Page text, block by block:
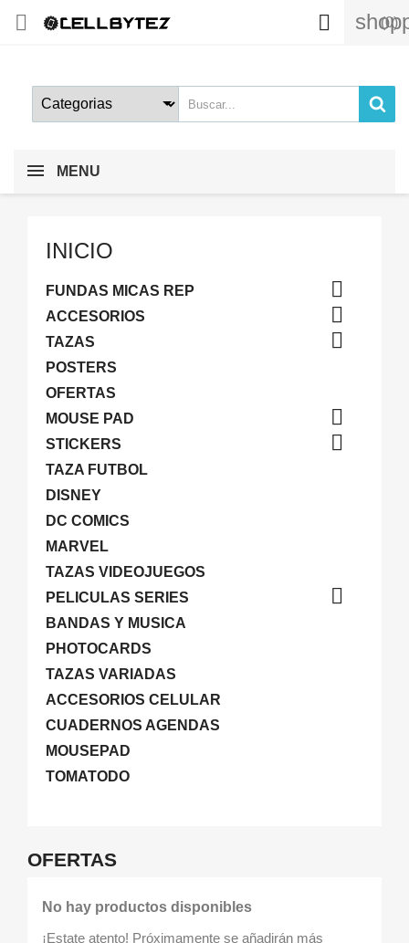
 (0)

MENU
INICIO
FUNDAS MICAS REP 
ACCESORIOS 
TAZAS 
POSTERS
OFERTAS
MOUSE PAD

STICKERS 
TAZA FUTBOL
DISNEY
DC COMICS
MARVEL
TAZAS VIDEOJUEGOS
PELICULAS SERIES

BANDAS Y MUSICA
PHOTOCARDS
TAZAS VARIADAS
ACCESORIOS CELULAR
CUADERNOS AGENDAS
MOUSEPAD
TOMATODO
OFERTAS
No hay productos disponibles
¡Estate atento! Próximamente se añadirán más
Iniciar sesión